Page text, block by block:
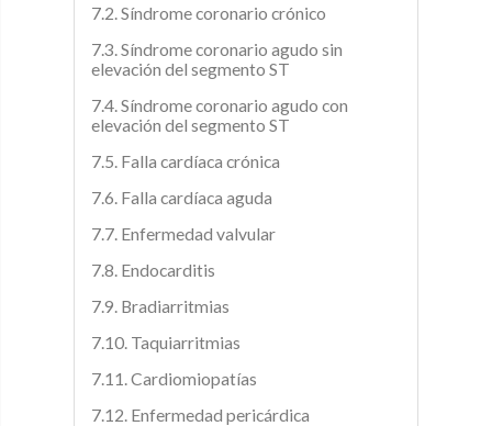
7.2. Síndrome coronario crónico
7.3. Síndrome coronario agudo sin
elevación del segmento ST
7.4. Síndrome coronario agudo con
elevación del segmento ST
7.5. Falla cardíaca crónica
7.6. Falla cardíaca aguda
7.7. Enfermedad valvular
7.8. Endocarditis
7.9. Bradiarritmias
7.10. Taquiarritmias
7.11. Cardiomiopatías
7.12. Enfermedad pericárdica